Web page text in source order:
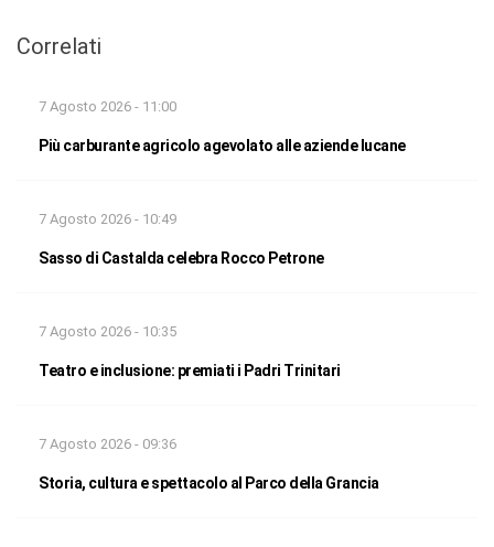
Correlati
7 Agosto 2026 - 11:00
Più carburante agricolo agevolato alle aziende lucane
7 Agosto 2026 - 10:49
Sasso di Castalda celebra Rocco Petrone
7 Agosto 2026 - 10:35
Teatro e inclusione: premiati i Padri Trinitari
7 Agosto 2026 - 09:36
Storia, cultura e spettacolo al Parco della Grancia